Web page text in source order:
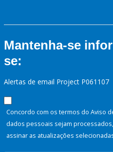
Mantenha-se
se:
Alertas de email Project P061107
Concordo com os termos do Aviso
dados pessoais sejam
assinar as atualizações